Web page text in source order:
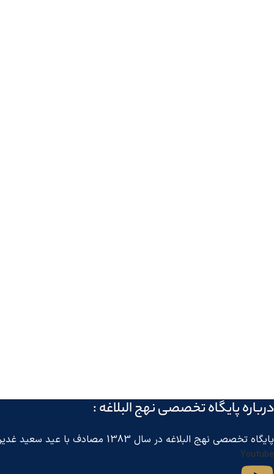
درباره پايگاه تخصصی نهج البلاغه :
پايگاه تخصصی نهج البلاغه در سال 1383 مصادف با عید سعید غدیر خم توسط مرکز جهانی اطلاع رسانی آل البیت
Youtube